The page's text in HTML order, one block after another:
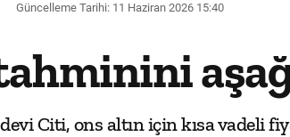
Güncelleme Tarihi: 11 Haziran 2026 15:40
Citi, ons altın için kısa